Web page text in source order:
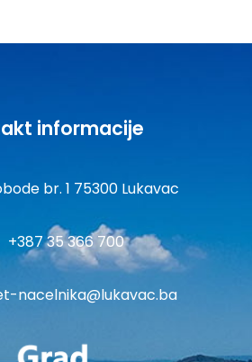
informacije
br. 1 75300 Lukavac
+387 35 366 700
nacelnika@lukavac.ba